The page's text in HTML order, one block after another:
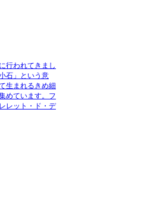
行われてきまし
石」という意
生まれるきめ細
めています。フ
レット・ド・デ